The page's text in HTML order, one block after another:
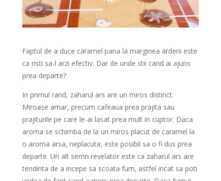
Faptul de a duce caramel pana la marginea arderii este
ca risti sa-l arzi efectiv. Dar de unde stii cand ai ajuns
prea departe?
In primul rand, zaharul ars are un miros distinct.
Miroase amar, precum cafeaua prea prajita sau
prajiturile pe care le-ai lasat prea mult in cuptor. Daca
aroma se schimba de la un miros placut de caramel la
o aroma arsa, neplacuta, este posibil sa o fi dus prea
departe. Un alt semn revelator este ca zaharul ars are
tendinta de a incepe sa scoata fum, astfel incat sa poti